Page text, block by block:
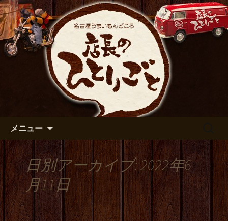
名古屋市伏見の居酒屋【店長の
ひとりごと】のブログ
出張や観光に名古屋めしがおすすめで
す
メニュー
日別アーカイブ: 2022年6
月11日